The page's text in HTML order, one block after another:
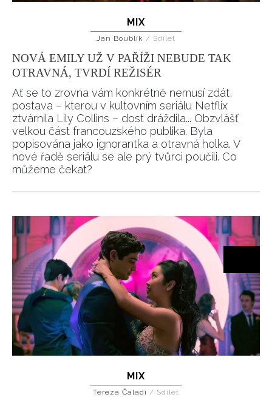
INFORMACE
REDAKCE
MIX
Jan Boublík / Sdílet
NOVÁ EMILY UŽ V PAŘÍŽI NEBUDE TAK
OTRAVNÁ, TVRDÍ REŽISÉR
Ať se to zrovna vám konkrétně nemusí zdát,
postava – kterou v kultovním seriálu Netflix
ztvárnila Lily Collins – dost dráždila... Obzvlášť
velkou část francouzského publika. Byla
popisována jako ignorantka a otravná holka. V
nové řadě seriálu se ale prý tvůrci poučili. Co
můžeme čekat?
MIX
Tereza Čaladi / Sdílet